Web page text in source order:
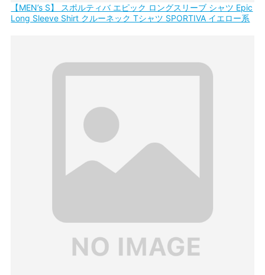
【MEN’s S】 スポルティバ エピック ロングスリーブ シャツ Epic
Long Sleeve Shirt クルーネック Tシャツ SPORTIVA イエロー系